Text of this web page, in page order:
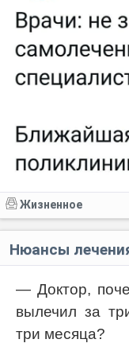
Жизненное
Нюансы
— Доктор,
вылечил за
три месяца?